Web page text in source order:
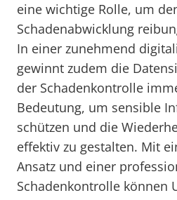
eine wichtige Rolle, um
Schadenabwicklung
In einer zunehmend
gewinnt zudem die
der Schadenkontrolle
Bedeutung, um sensible
schützen und die
effektiv zu gestalten. Mit
Ansatz und einer
Schadenkontrolle können